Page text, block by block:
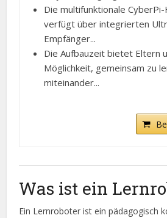
Die multifunktionale
verfügt über integrierten
Empfänger...
Die Aufbauzeit bietet Eltern
Möglichkeit, gemeinsam zu
miteinander...
Was ist ein
Ein Lernroboter ist ein pädagogisch